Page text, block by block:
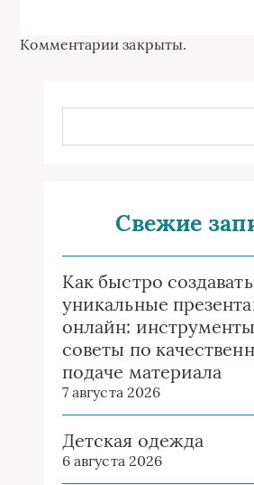
Комментарии закрыты.
Свежие
Как быстро создавать
уникальные
онлайн:
советы по
подаче материала
7 августа 2026
Детская одежда
6 августа 2026